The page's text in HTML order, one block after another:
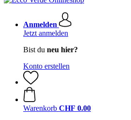
Anmelden
Jetzt anmelden
Bist du neu hier?
Konto erstellen
Warenkorb CHF 0.00